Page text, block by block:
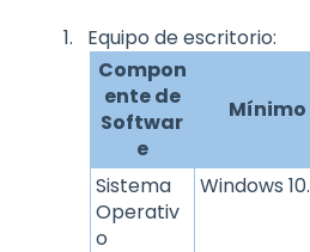
Equipo de escritorio:
Compon
ente de
Softwar
e
Mínimo
Sistema
Operativ
o
Windows 10.